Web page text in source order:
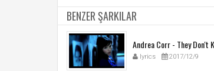
BENZER ŞARKILAR
Andrea Corr - They Don't
lyrics 2017/12/9